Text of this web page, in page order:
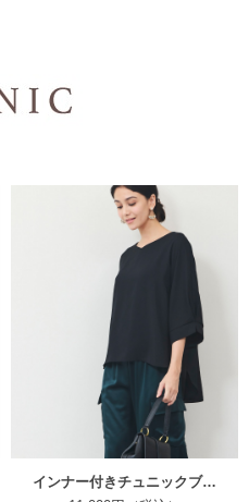
インナー付きチュニックブ…